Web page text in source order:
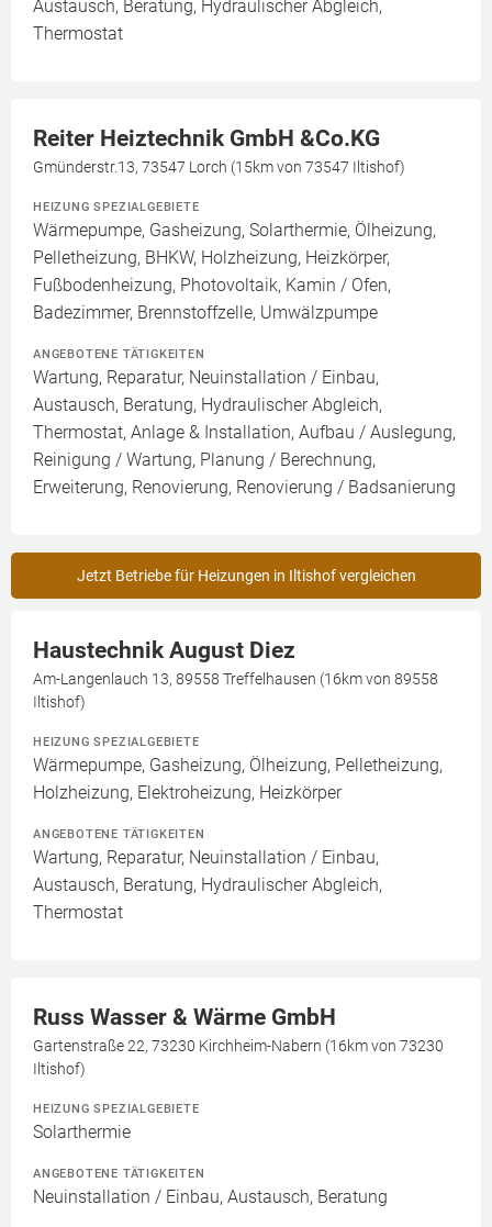
Austausch, Beratung, Hydraulischer Abgleich,
Thermostat
Reiter Heiztechnik GmbH &Co.KG
Gmünderstr.13, 73547 Lorch (15km von 73547 Iltishof)
HEIZUNG SPEZIALGEBIETE
Wärmepumpe, Gasheizung, Solarthermie, Ölheizung,
Pelletheizung, BHKW, Holzheizung, Heizkörper,
Fußbodenheizung, Photovoltaik, Kamin / Ofen,
Badezimmer, Brennstoffzelle, Umwälzpumpe
ANGEBOTENE TÄTIGKEITEN
Wartung, Reparatur, Neuinstallation / Einbau,
Austausch, Beratung, Hydraulischer Abgleich,
Thermostat, Anlage & Installation, Aufbau / Auslegung,
Reinigung / Wartung, Planung / Berechnung,
Erweiterung, Renovierung, Renovierung / Badsanierung
Jetzt Betriebe für Heizungen in Iltishof vergleichen
Haustechnik August Diez
Am-Langenlauch 13, 89558 Treffelhausen (16km von 89558
Iltishof)
HEIZUNG SPEZIALGEBIETE
Wärmepumpe, Gasheizung, Ölheizung, Pelletheizung,
Holzheizung, Elektroheizung, Heizkörper
ANGEBOTENE TÄTIGKEITEN
Wartung, Reparatur, Neuinstallation / Einbau,
Austausch, Beratung, Hydraulischer Abgleich,
Thermostat
Russ Wasser & Wärme GmbH
Gartenstraße 22, 73230 Kirchheim-Nabern (16km von 73230
Iltishof)
HEIZUNG SPEZIALGEBIETE
Solarthermie
ANGEBOTENE TÄTIGKEITEN
Neuinstallation / Einbau, Austausch, Beratung